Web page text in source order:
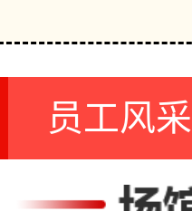
员工风采